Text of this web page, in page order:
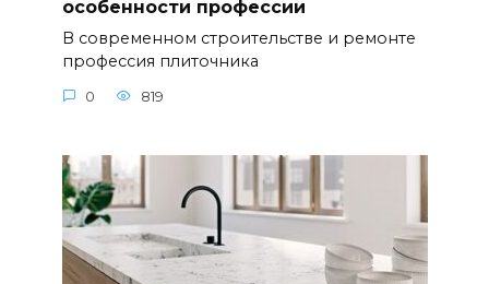
особенности профессии
В современном строительстве и ремонте
профессия плиточника
0 819